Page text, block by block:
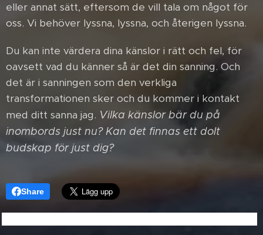
eller annat sätt, eftersom de vill tala om något för
oss. Vi behöver lyssna, lyssna, och återigen lyssna.
Du kan inte värdera dina känslor i rätt och fel, för
oavsett vad du känner så är det din sanning. Och
det är i sanningen som den verkliga
transformationen sker och du kommer i kontakt
med ditt sanna jag. Vilka känslor bär du på
inombords just nu? Kan det finnas ett dolt
budskap för just dig?
Share